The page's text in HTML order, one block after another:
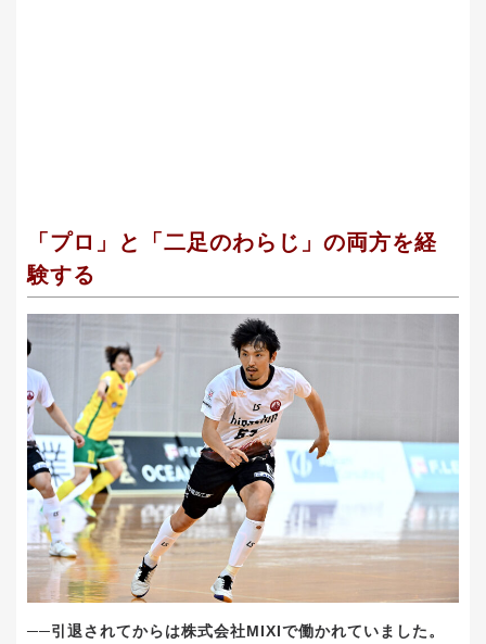
「プロ」と「二足のわらじ」の両方を経
験する
──引退されてからは株式会社MIXIで働かれていました。